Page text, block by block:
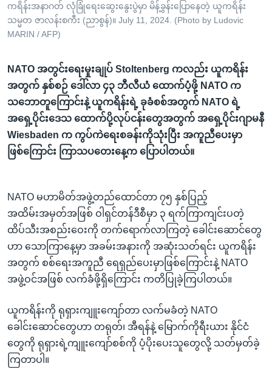
ရန်
ရှာဖွေ
သို့
ကျော်
ရန်
ဘာသာစကားများ
ကရိန်းအနာဂတ် လုံခြုံရေးဆွေးနွေးပွဲမှာ မိန့်ခွန်းပြောနေတဲ့ ယူကရိန်း
သမ္မတ ဇာလန်းစကီး (ညာစွန်)။ July 11, 2024. (Photo by Ludovic
MARIN / AFP)
NATO အတွင်းရေးမှုးချုပ် Stoltenberg ကလည်း ယူကရိန်း
အတွက် နှစ်စဉ် ဒေါ်လာ ၄၃ ဘီလီယံ ထောက်ပံ့ဖို့ NATO က
သဘောတူကြောင်းနဲ့ ယူကရိန်းရဲ့ ခုခံစစ်အတွက် NATO ရဲ့
အရှေ့ပိုင်းဒေသ ထောက်ပို့လုပ်ငန်းတွေအတွက် အရှေ့ပိုင်းဂျာမနီ
Wiesbaden က ကွပ်ကဲရေးစခန်းကိုသုံးပြီး အကူညီပေးမှာ
ဖြစ်ကြောင်း ကြာသပတေးနေ့က ပြောပါတယ်။
NATO မဟာမိတ်အဖွဲ့တည်ထောင်တာ ၇၅ နှစ်ပြည့်
အထိမ်းအမှတ်အဖြစ် ဝါရှင်တန်ဒီစီမှာ ၃ ရက်ကြာကျင်းပတဲ့
ထိပ်သီးအစည်းဝေးကို တက်ရောက်လာကြတဲ့ ခေါင်းဆောင်တွေ
ဟာ သောကြာနေ့မှာ အခမ်းအနားကို အဆုံးသတ်ရင်း ယူကရိန်း
အတွက် စစ်ရေးအကူညီ ရေရှည်ပေးမှာဖြစ်ကြောင်းနဲ့ NATO
အဖွဲ့ဝင်အဖြစ် လက်ခံဖို့ရှိကြောင်း ကတိပြုခဲ့ကြပါတယ်။
ယူကရိန်းကို ရုရှားကျူးကျော်တာ လက်မခံတဲ့ NATO
ခေါင်းဆောင်တွေဟာ တရုတ်၊ အီရန်နဲ့ မြောက်ကိုရီးယား နိုင်ငံ
တွေကို ရုရှားရဲ့ကျူးကျော်စစ်ကို ပံ့ပိုးပေးသူတွေလို့ သတ်မှတ်ခဲ့
ကြတာပါ။